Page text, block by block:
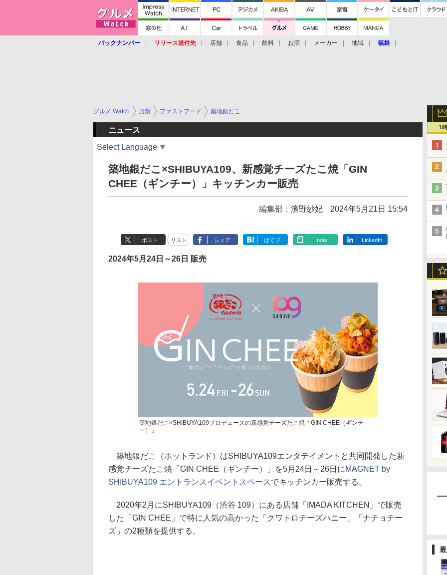
バックナンバー リリース送付先 店舗 食品 飲料 お酒 メーカー 地域 福袋
1
グルメ Watch 店舗 ファストフード 築地銀だこ
ニュース
Select Language ▼
築地銀だこ×SHIBUYA109、新感覚チーズたこ焼「GIN
CHEE（ギンチー）」キッチンカー販売
編集部：濱野紗妃 2024年5月21日 15:54
ポスト リスト シェア はてブ note LinkedIn
2024年5月24日～26日 販売
築地銀だこ×SHIBUYA109プロデュースの新感覚チーズたこ焼「GIN CHEE（ギンチ
ー）」
築地銀だこ（ホットランド）はSHIBUYA109エンタテイメントと共同開発した新
感覚チーズたこ焼「GIN CHEE（ギンチー）」を5月24日～26日に MAGNET by
SHIBUYA109 エントランスイベントスペースでキッチンカー販売する。
2020年2月にSHIBUYA109（渋谷 109）にある店舗「IMADA KITCHEN」で販売
した「GIN CHEE」で特に人気の高かった「クワトロチーズハニー」「ナチョチー
ズ」の2種類を提供する。